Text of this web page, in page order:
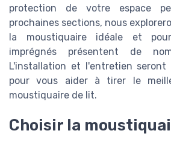
protection de votre espace
prochaines sections, nous
la moustiquaire idéale et
imprégnés présentent de
L'installation et l'entretien seront
pour vous aider à tirer le
moustiquaire de lit.
Choisir la